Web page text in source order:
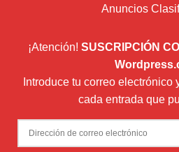
Anuncios
¡Atención! SUSCRIPCIÓN
Introduce tu correo electrónico
cada entrada que
Dirección
de